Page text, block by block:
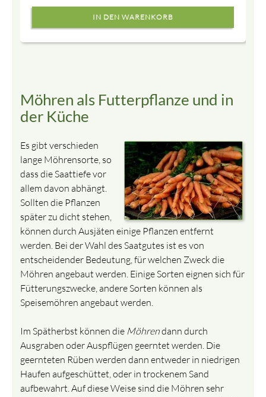
Möhren als Futterpflanze und in
der Küche
Es gibt verschieden
lange Möhrensorte, so
dass die Saattiefe vor
allem davon abhängt.
Sollten die Pflanzen
später zu dicht stehen,
können durch Ausjäten einige Pflanzen entfernt
werden. Bei der Wahl des Saatgutes ist es von
entscheidender Bedeutung, für welchen Zweck die
Möhren angebaut werden. Einige Sorten eignen sich für
Fütterungszwecke, andere Sorten können als
Speisemöhren angebaut werden.
Im Spätherbst können die Möhrendann durch
Ausgraben oder Auspflügen geerntet werden. Die
geernteten Rüben werden dann entweder in niedrigen
Haufen aufgeschüttet, oder in trockenem Sand
aufbewahrt. Auf diese Weise sind die Möhren sehr